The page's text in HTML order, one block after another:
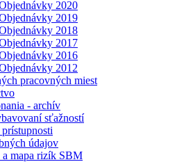
2020
2019
2018
2017
2016
2012
pracovných miest
- archív
sťažností
údajov
mapa rizík SBM